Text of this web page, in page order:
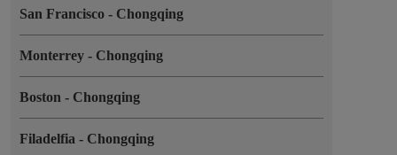
San Francisco - Chongqing
Monterrey - Chongqing
Boston - Chongqing
Filadelfia - Chongqing